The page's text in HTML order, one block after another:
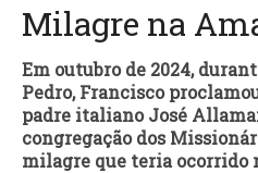
Milagre na
Em outubro de 2024,
Pedro, Francisco
padre italiano José
congregação dos
milagre que teria ocorrido